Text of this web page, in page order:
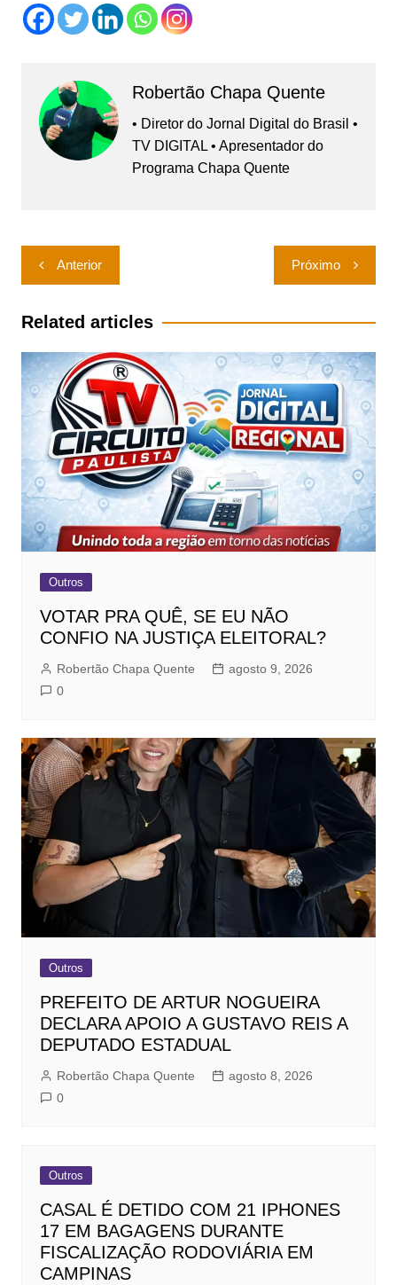
Robertão Chapa Quente
• Diretor do Jornal Digital do Brasil •
TV DIGITAL • Apresentador do
Programa Chapa Quente
Navegação
de
Post
Anterior Próximo
Related articles
Outros
VOTAR PRA QUÊ, SE EU NÃO
CONFIO NA JUSTIÇA ELEITORAL?
Robertão Chapa Quente
agosto 9, 2026
0
Outros
PREFEITO DE ARTUR NOGUEIRA
DECLARA APOIO A GUSTAVO REIS A
DEPUTADO ESTADUAL
Robertão Chapa Quente
agosto 8, 2026
0
Outros
CASAL É DETIDO COM 21 IPHONES
17 EM BAGAGENS DURANTE
FISCALIZAÇÃO RODOVIÁRIA EM
CAMPINAS